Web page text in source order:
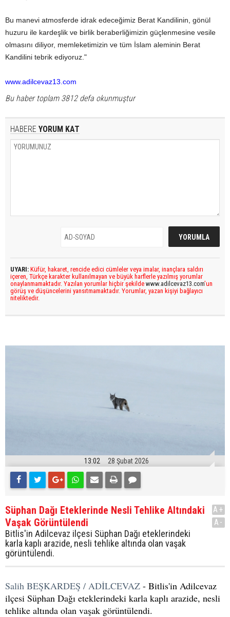
Bu manevi atmosferde idrak edeceğimiz Berat Kandilinin, gönül
huzuru ile kardeşlik ve birlik beraberliğimizin güçlenmesine vesile
olmasını diliyor, memleketimizin ve tüm İslam aleminin Berat
Kandilini tebrik ediyoruz."
www.adilcevaz13.com
Bu haber toplam 3812 defa okunmuştur
HABERE YORUM KAT
UYARI: Küfür, hakaret, rencide edici cümleler veya imalar, inançlara saldırı
içeren, Türkçe karakter kullanılmayan ve büyük harflerle yazılmış yorumlar
onaylanmamaktadır. Yazılan yorumlar hiçbir şekilde www.adilcevaz13.com’un
görüş ve düşüncelerini yansıtmamaktadır. Yorumlar, yazan kişiyi bağlayıcı
niteliktedir.
13:02 28 Şubat 2026
Süphan Dağı Eteklerinde Nesli Tehlike Altındaki
Vaşak Görüntülendi
Bitlis'in Adilcevaz ilçesi Süphan Dağı eteklerindeki
karla kaplı arazide, nesli tehlike altında olan vaşak
görüntülendi.
A+
A-
Salih BEŞKARDEŞ / ADİLCEVAZ - Bitlis'in Adilcevaz
ilçesi Süphan Dağı eteklerindeki karla kaplı arazide, nesli
tehlike altında olan vaşak görüntülendi.